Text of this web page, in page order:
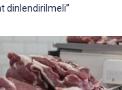
dinlendirilmeli”